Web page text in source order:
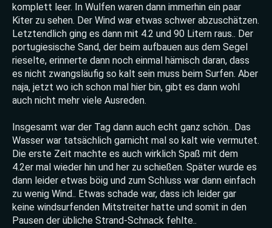
komplett leer. In Wulfen waren dann immerhin ein paar
Kiter zu sehen. Der Wind war etwas schwer abzuschätzen.
Letztendlich ging es dann mit 4.2 und 90 Litern raus.. Der
portugiesische Sand, der beim aufbauen aus dem Segel
rieselte, erinnerte dann noch einmal hämisch daran, dass
es nicht zwangsläufig so kalt sein muss beim Surfen. Aber
naja, jetzt wo ich schon mal hier bin, gibt es dann wohl
auch nicht mehr viele Ausreden.
Insgesamt war der Tag dann auch echt ganz schön.. Das
Wasser war tatsächlich garnicht mal so kalt wie vermutet.
Die erste Zeit machte es auch wirklich Spaß mit dem
4.2er mal wieder hin und her zu schießen. Später wurde es
dann leider etwas böig und zum Schluss war dann einfach
zu wenig Wind.. Etwas schade war, dass ich leider gar
keine windsurfenden Mitstreiter hatte und somit in den
Pausen der übliche Strand-Schnack fehlte..